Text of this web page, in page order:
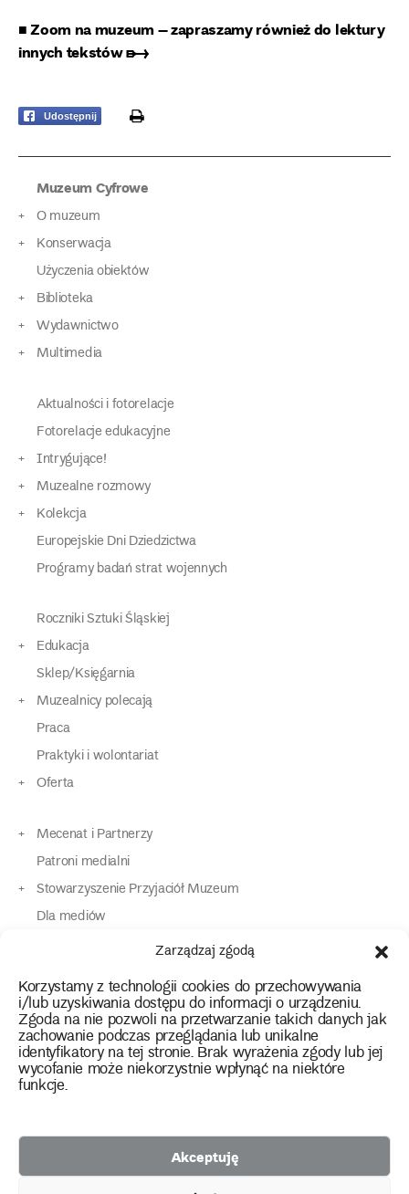
Zarządzaj zgodą
Korzystamy z technologii cookies do przechowywania
i/lub uzyskiwania dostępu do informacji o urządzeniu.
Zgoda na nie pozwoli na przetwarzanie takich danych jak
zachowanie podczas przeglądania lub unikalne
identyfikatory na tej stronie. Brak wyrażenia zgody lub jej
wycofanie może niekorzystnie wpłynąć na niektóre
funkcje.
Akceptuję
■ Zoom na muzeum – zapraszamy również do lektury
innych tekstów ➸
Udostępnij print
Muzeum Cyfrowe
O muzeum
Konserwacja
Użyczenia obiektów
Biblioteka
Wydawnictwo
Multimedia
Aktualności i fotorelacje
Fotorelacje edukacyjne
Intrygujące!
Muzealne rozmowy
Kolekcja
Europejskie Dni Dziedzictwa
Programy badań strat wojennych
Roczniki Sztuki Śląskiej
Edukacja
Sklep/Księgarnia
Muzealnicy polecają
Praca
Praktyki i wolontariat
Oferta
Mecenat i Partnerzy
Patroni medialni
Stowarzyszenie Przyjaciół Muzeum
Dla mediów
Dla osób o specjalnych potrzebach
Kontakt
instagram
twitterfacebookyoutube
tiktok
2026 Copyright by Muzeum Narodowe we Wrocławiu
Polityka prywatności